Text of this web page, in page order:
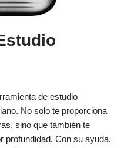
de estudio
No solo te proporciona
sino que también te
profundidad. Con su ayuda,